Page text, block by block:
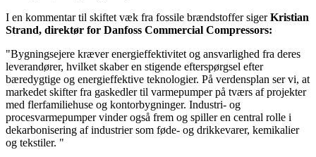
I en kommentar til skiftet væk fra fossile brændstoffer sigerKristian
Strand, direktør for Danfoss Commercial Compressors:
"Bygningsejere kræver energieffektivitet og ansvarlighed fra deres
leverandører, hvilket skaber en stigende efterspørgsel efter
bæredygtige og energieffektive teknologier. På verdensplan ser vi, at
markedet skifter fra gaskedler til varmepumper på tværs af projekter
med flerfamiliehuse og kontorbygninger. Industri- og
procesvarmepumper vinder også frem og spiller en central rolle i
dekarbonisering af industrier som føde- og drikkevarer, kemikalier
og tekstiler. "